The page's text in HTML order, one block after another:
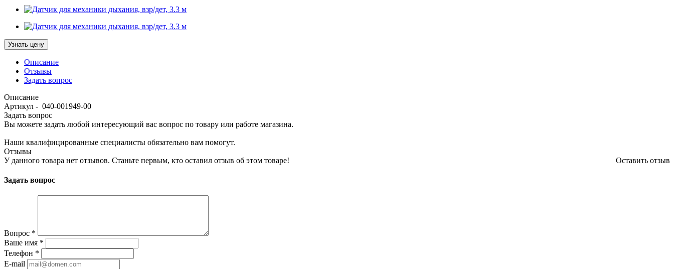
Узнать цену
Описание
Отзывы
Задать вопрос
Описание
Артикул - 040-001949-00
Задать вопрос
Вы можете задать любой интересующий вас вопрос по товару или работе магазина.
Наши квалифицированные специалисты обязательно вам помогут.
Отзывы
Оставить отзыв
У данного товара нет отзывов. Станьте первым, кто оставил отзыв об этом товаре!
Задать вопрос
Вопрос *
Ваше имя *
Телефон *
E-mail